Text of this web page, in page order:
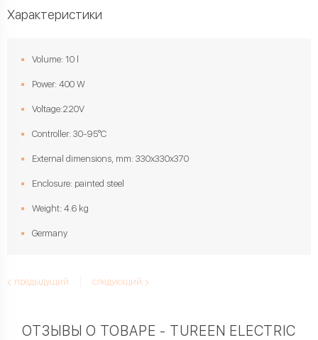
Характеристики
Volume: 10 l
Power: 400 W
Voltage:220V
Controller: 30-95°C
External dimensions, mm: 330x330x370
Enclosure: painted steel
Weight: 4.6 kg
Germany
предыдущий следующий
ОТЗЫВЫ О ТОВАРЕ - TUREEN ELECTRIC